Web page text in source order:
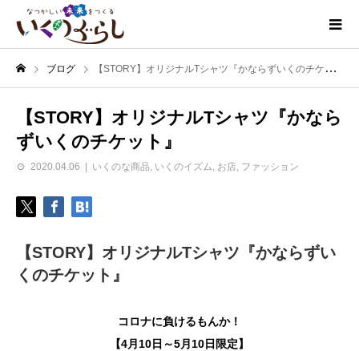
ブログ 【STORY】オリジナルTシャツ『かならずいくのチケット』
【STORY】オリジナルTシャツ『かなら
ずいくのチケット』
2020.04.06 いくのな商品 いくのイズム お店 ファッション
【STORY】オリジナルTシャツ『かならずい
くのチケット』
コロナに負けるもんか！
【4月10日～5月10日限定】